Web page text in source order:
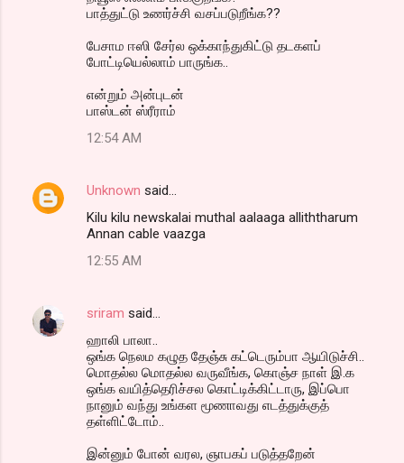
பாத்துட்டு உணர்ச்சி வசப்படுறீங்க??
பேசாம ஈஸி சேர்ல ஒக்காந்துகிட்டு தடகளப்
போட்டியெல்லாம் பாருங்க..
என்றும் அன்புடன்
பாஸ்டன் ஸ்ரீராம்
12:54 AM
Unknown said…
Kilu kilu newskalai muthal aalaaga alliththarum
Annan cable vaazga
12:55 AM
sriram said…
ஹாலி பாலா..
ஒங்க நெலம கழுத தேஞ்சு கட்டெரும்பா ஆயிடுச்சி..
மொதல்ல மொதல்ல வருவீங்க, கொஞ்ச நாள் இ.க
ஒங்க வயித்தெரிச்சல கொட்டிக்கிட்டாரு, இப்பொ
நானும் வந்து உங்கள மூணாவது எடத்துக்குத்
தள்ளிட்டோம்..
இன்னும் போன் வரல, ஞாபகப் படுத்தறேன்